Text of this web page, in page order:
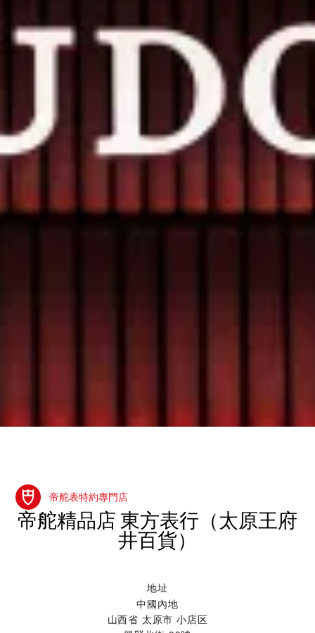
帝舵表特約專門店
‭帝舵精品店 東方表行（太原王府
井百貨）‬
地址
中國內地
山西省 太原市 小店区